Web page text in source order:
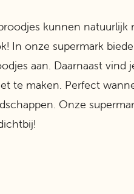
kunnen
In onze supermark
aan. Daarnaast
te maken. Perfect
Onze